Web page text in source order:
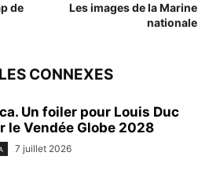
de
Les images de la Marine
nationale
CONNEXES
Un foiler pour Louis Duc
le Vendée Globe 2028
7 juillet 2026